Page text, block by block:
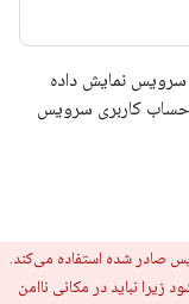
نمایش داده
کاربری سرویس
صادر شده استفاده می‌کند.
نباید در مکانی ناامن